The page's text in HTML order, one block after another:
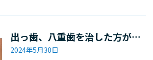
出っ歯、八重歯を治した方が良いか
2024年5月30日